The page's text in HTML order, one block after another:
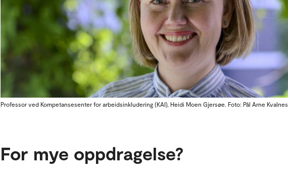
Professor ved Kompetansesenter for arbeidsinkludering (KAI), Heidi Moen Gjersøe. Foto: Pål Arne Kvalnes
For mye oppdragelse?